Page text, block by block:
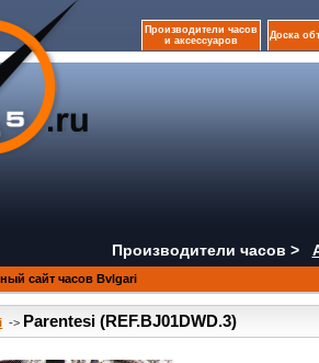
Производители часов
и аксессуаров
Доска
Производители часов >
сайт часов Bvlgari
-> Parentesi (REF.BJ01DWD.3)